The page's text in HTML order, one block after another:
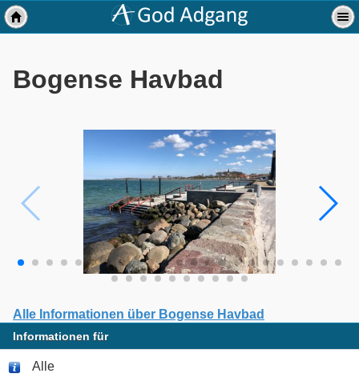
Bogense Havbad
Alle Informationen über Bogense Havbad
Informationen für
Alle